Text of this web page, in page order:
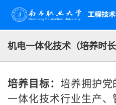
机电一体化技术（培养时长
培养目标： 培养拥护党
一体化技术行业生产